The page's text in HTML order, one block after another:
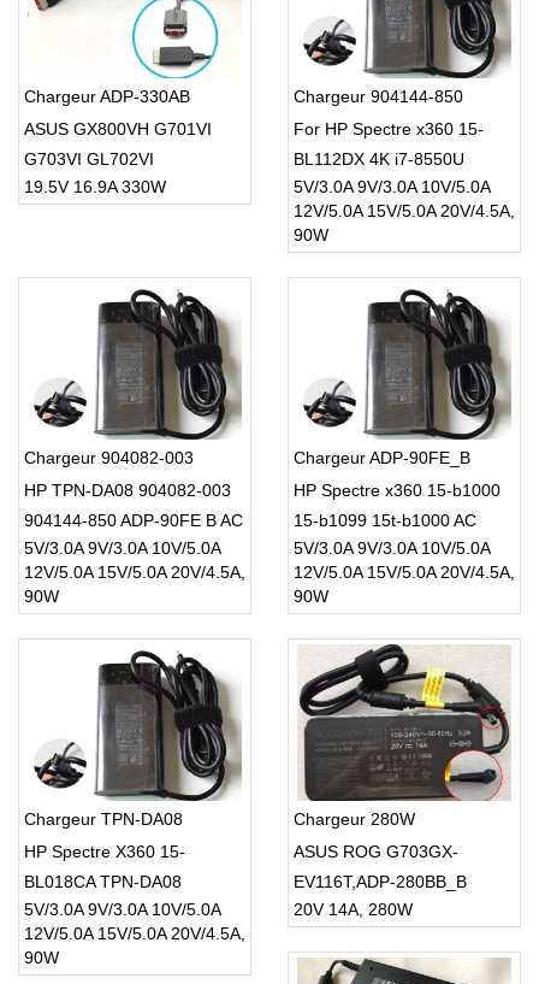
Chargeur ADP-330AB
ASUS GX800VH G701VI
G703VI GL702VI
W/GTX1080 SLI GTX1080
19.5V 16.9A 330W
Chargeur 904144-850
For HP Spectre x360 15-
BL112DX 4K i7-8550U
15.6inch
5V/3.0A 9V/3.0A 10V/5.0A
12V/5.0A 15V/5.0A 20V/4.5A,
90W
Chargeur 904082-003
HP TPN-DA08 904082-003
904144-850 ADP-90FE B AC
ADAPTER
5V/3.0A 9V/3.0A 10V/5.0A
12V/5.0A 15V/5.0A 20V/4.5A,
90W
Chargeur ADP-90FE_B
HP Spectre x360 15-b1000
15-b1099 15t-b1000 AC
Adapter
5V/3.0A 9V/3.0A 10V/5.0A
12V/5.0A 15V/5.0A 20V/4.5A,
90W
Chargeur TPN-DA08
HP Spectre X360 15-
BL018CA TPN-DA08
904144-850
5V/3.0A 9V/3.0A 10V/5.0A
12V/5.0A 15V/5.0A 20V/4.5A,
90W
Chargeur 280W
ASUS ROG G703GX-
EV116T,ADP-280BB_B
20V 14A, 280W